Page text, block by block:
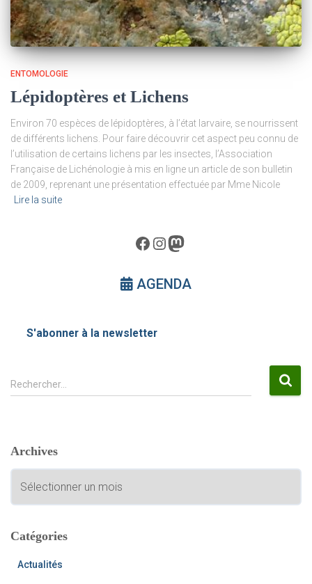
ENTOMOLOGIE
Lépidoptères et Lichens
Environ 70 espèces de lépidoptères, à l’état larvaire, se nourrissent
de différents lichens. Pour faire découvrir cet aspect peu connu de
l’utilisation de certains lichens par les insectes, l’Association
Française de Lichénologie à mis en ligne un article de son bulletin
de 2009, reprenant une présentation effectuée par Mme Nicole
Lire la suite
Facebook InstagramMastodon
AGENDA
S'abonner à la newsletter
R
r
:
Rechercher…
Archives
c
iCatégories
Actualités